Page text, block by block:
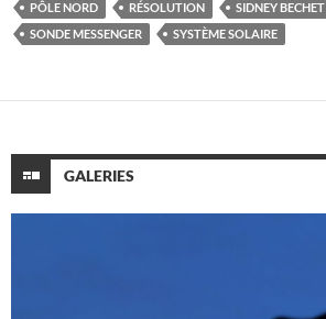
PÔLE NORD
RÉSOLUTION SIDNEY BECHET
SONDE MESSENGER
SYSTÈME SOLAIRE
GALERIES